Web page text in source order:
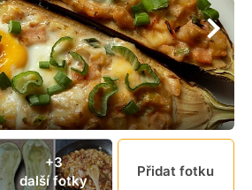
+3
další fotky
Přidat fotku